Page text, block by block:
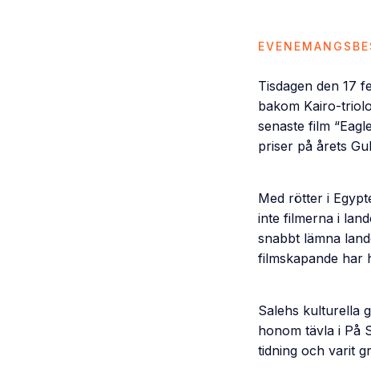
Tisdagen den 17
bakom Kairo-
senaste film
priser på årets
Med rötter i
inte filmerna i
snabbt lämna
filmskapande har
Salehs kulturella
honom tävla i På
tidning och varit